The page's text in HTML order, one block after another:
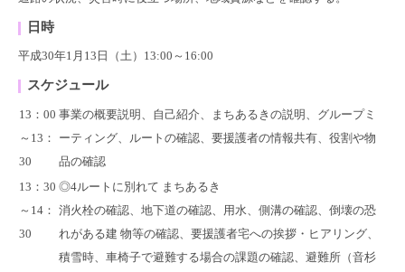
日時
平成30年1月13日（土）13:00～16:00
スケジュール
13：00
～13：
30
事業の概要説明、自己紹介、まちあるきの説明、グループミ
ーティング、ルートの確認、要援護者の情報共有、役割や物
品の確認
13：30
～14：
30
◎4ルートに別れて まちあるき
消火栓の確認、地下道の確認、用水、側溝の確認、倒壊の恐
れがある建 物等の確認、要援護者宅への挨拶・ヒアリング、
積雪時、車椅子で避難する場合の課題の確認、避難所（音杉